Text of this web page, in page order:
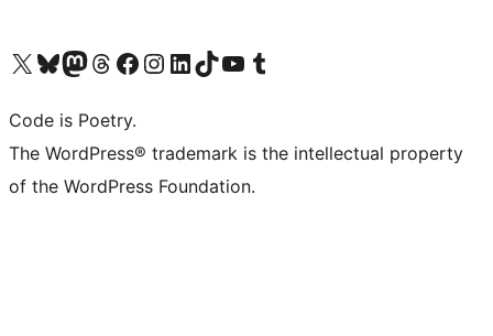
Navštivte náš účet na X (dříve Twitter)
Navštivte náš Bluesky účetNavštivte náš účet Mastodon
Navštivte náš Threads účetNavštivte naši stránku na Facebooku
Navštivte náš Instagram účetNavštivte náš LinkedIn účetNavštivte náš TikTok účetNavštivte náš YouTube kanálNavštivte náš Tumblr účet
Code is Poetry.
The WordPress® trademark is the intellectual property
of the WordPress Foundation.